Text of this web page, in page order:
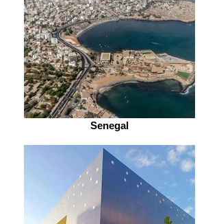
Senegal